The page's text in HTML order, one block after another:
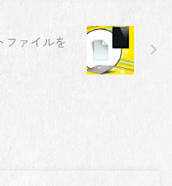
ファイルを